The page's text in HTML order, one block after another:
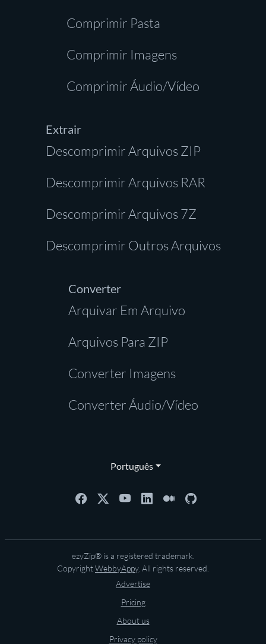
Comprimir Pasta
Comprimir Imagens
Comprimir Áudio/Vídeo
Extrair
Descomprimir Arquivos ZIP
Descomprimir Arquivos RAR
Descomprimir Arquivos 7Z
Descomprimir Outros Arquivos
Converter
Arquivar Em Arquivo
Arquivos Para ZIP
Converter Imagens
Converter Áudio/Vídeo
Português
ezyZip® is a registered trademark.
CopyrightWebbyAppy. All rights reserved.
Advertise
Pricing
About us
Privacy policy